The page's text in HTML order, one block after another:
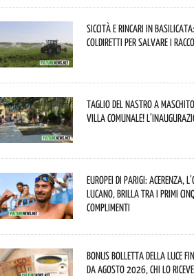
Siccità e rincari in
Coldiretti per salvare i
Taglio del nastro a
Villa Comunale!
Europei di Parigi: Acerenza,
lucano, brilla tra i primi
Complimenti
Bonus bolletta della luce
da agosto 2026, chi lo riceve